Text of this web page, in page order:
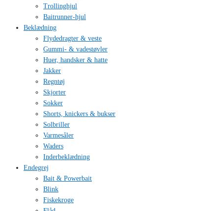
Trollinghjul
Baitrunner-hjul
Beklædning
Flydedragter & veste
Gummi- & vadestøvler
Huer, handsker & hatte
Jakker
Regntøj
Skjorter
Sokker
Shorts, knickers & bukser
Solbriller
Varmesåler
Waders
Inderbeklædning
Endegrej
Bait & Powerbait
Blink
Fiskekroge